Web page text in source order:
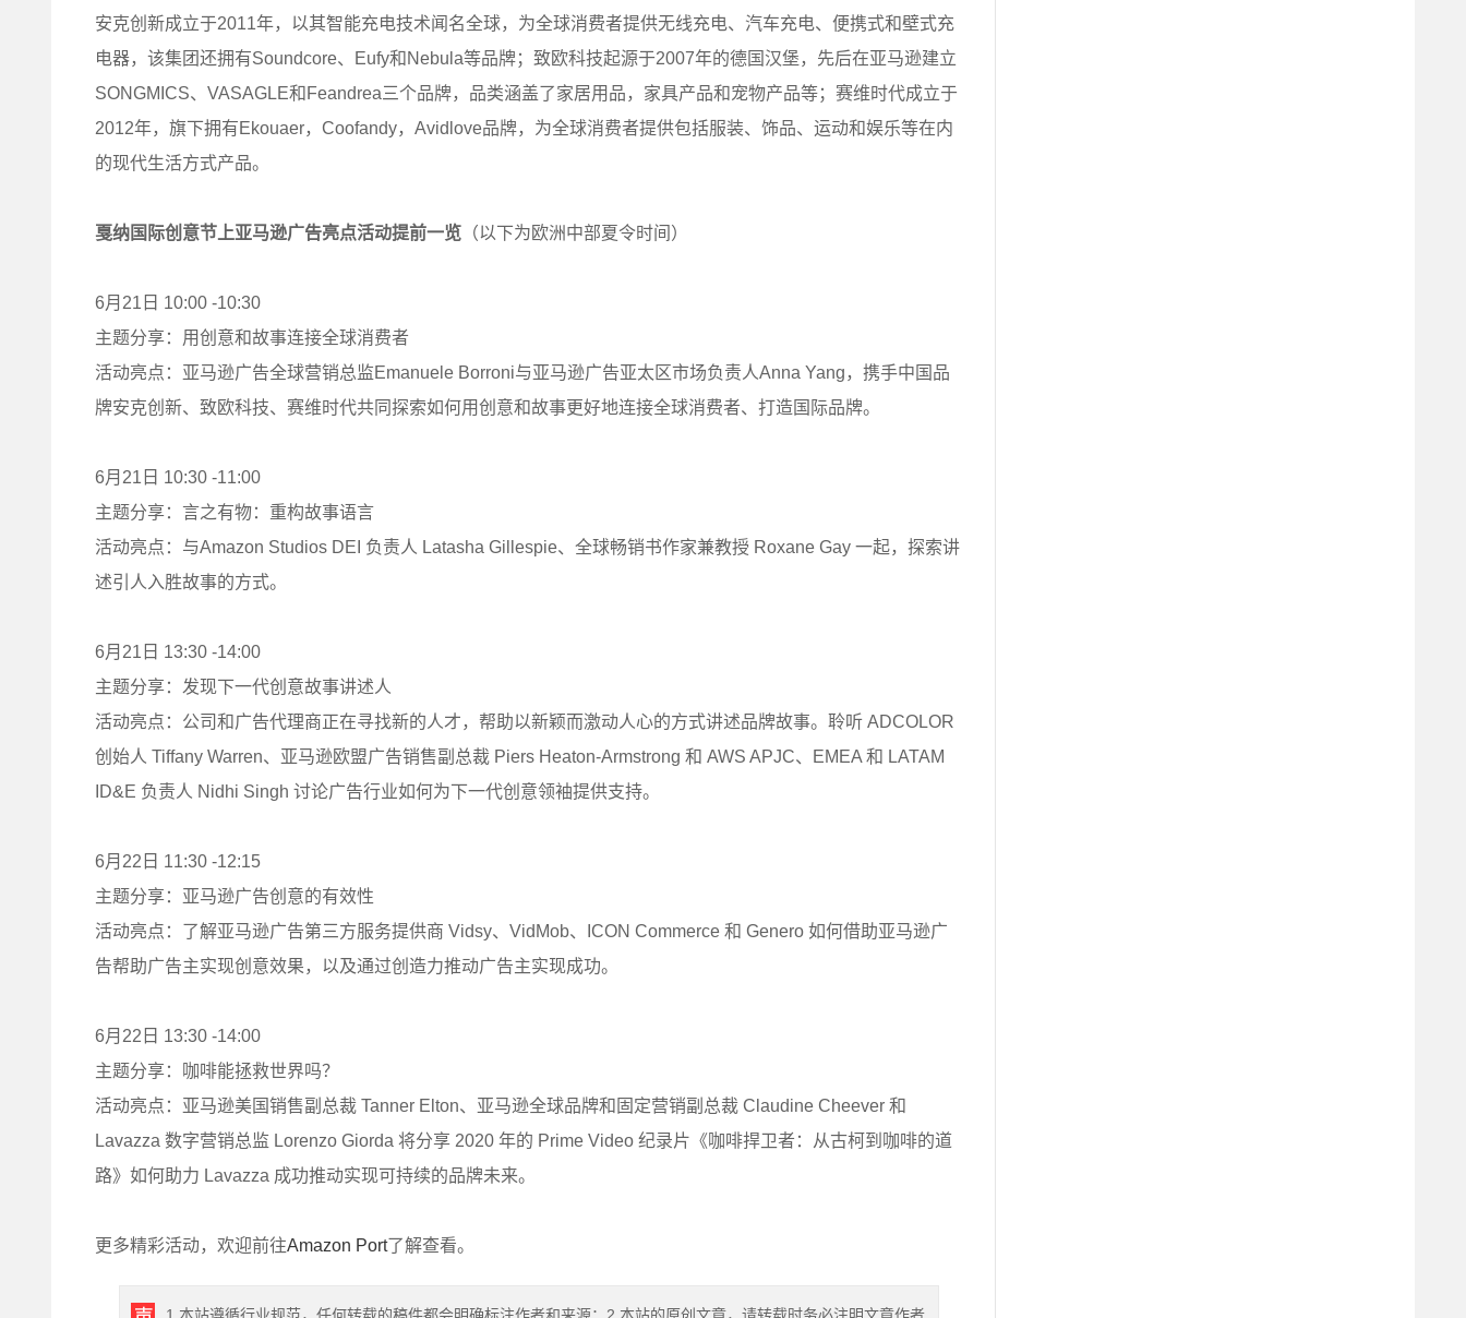
安克创新成立于2011年，以其智能充电技术闻名全球，为全球消费者提供无线充电、汽车充电、便携式和壁式充
电器，该集团还拥有Soundcore、Eufy和Nebula等品牌；致欧科技起源于2007年的德国汉堡，先后在亚马逊建立
SONGMICS、VASAGLE和Feandrea三个品牌，品类涵盖了家居用品，家具产品和宠物产品等；赛维时代成立于
2012年，旗下拥有Ekouaer，Coofandy，Avidlove品牌，为全球消费者提供包括服装、饰品、运动和娱乐等在内
的现代生活方式产品。
戛纳国际创意节上亚马逊广告亮点活动提前一览 （以下为欧洲中部夏令时间）
6月21日 10:00 -10:30
主题分享：用创意和故事连接全球消费者
活动亮点：亚马逊广告全球营销总监Emanuele Borroni与亚马逊广告亚太区市场负责人Anna Yang，携手中国品
牌安克创新、致欧科技、赛维时代共同探索如何用创意和故事更好地连接全球消费者、打造国际品牌。
6月21日 10:30 -11:00
主题分享：言之有物：重构故事语言
活动亮点：与Amazon Studios DEI 负责人 Latasha Gillespie、全球畅销书作家兼教授 Roxane Gay 一起，探索讲
述引人入胜故事的方式。
6月21日 13:30 -14:00
主题分享：发现下一代创意故事讲述人
活动亮点：公司和广告代理商正在寻找新的人才，帮助以新颖而激动人心的方式讲述品牌故事。聆听 ADCOLOR
创始人 Tiffany Warren、亚马逊欧盟广告销售副总裁 Piers Heaton-Armstrong 和 AWS APJC、EMEA 和 LATAM
ID&E 负责人 Nidhi Singh 讨论广告行业如何为下一代创意领袖提供支持。
6月22日 11:30 -12:15
主题分享：亚马逊广告创意的有效性
活动亮点：了解亚马逊广告第三方服务提供商 Vidsy、VidMob、ICON Commerce 和 Genero 如何借助亚马逊广
告帮助广告主实现创意效果，以及通过创造力推动广告主实现成功。
6月22日 13:30 -14:00
主题分享：咖啡能拯救世界吗？
活动亮点：亚马逊美国销售副总裁 Tanner Elton、亚马逊全球品牌和固定营销副总裁 Claudine Cheever 和
Lavazza 数字营销总监 Lorenzo Giorda 将分享 2020 年的 Prime Video 纪录片《咖啡捍卫者：从古柯到咖啡的道
路》如何助力 Lavazza 成功推动实现可持续的品牌未来。
更多精彩活动，欢迎前往Amazon Port了解查看。